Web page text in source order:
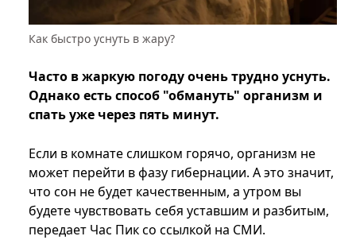
Как быстро уснуть в жару?
Часто в жаркую погоду очень трудно уснуть.
Однако есть способ "обмануть" организм и
спать уже через пять минут.
Если в комнате слишком горячо, организм не
может перейти в фазу гибернации. А это значит,
что сон не будет качественным, а утром вы
будете чувствовать себя уставшим и разбитым,
передает Час Пик со ссылкой на СМИ.